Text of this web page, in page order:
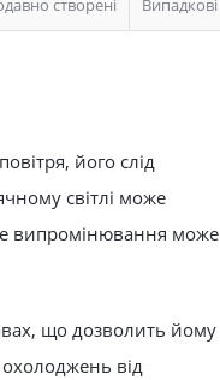
створені Випадкові
його слід
світлі може
випромінювання може
що дозволить йому
охолоджень від